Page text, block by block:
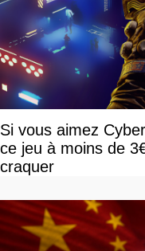
Si vous aimez
ce jeu à moins de
craquer